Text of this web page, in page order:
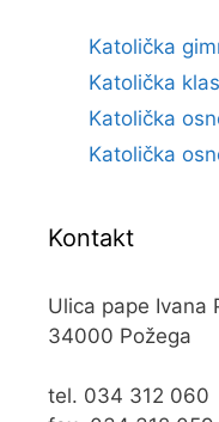
Katolička
Katolička
Katolička
Katolička
Kontakt
Ulica pape Ivana
34000 Požega
tel. 034 312 060